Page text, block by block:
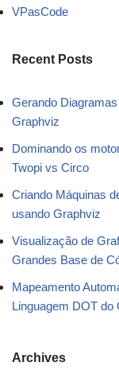
VPasCode
Recent Posts
Gerando
Graphviz
Dominando os
Twopi vs Circo
Criando Máquinas
usando Graphviz
Visualização de
Grandes Base de
Mapeamento
Linguagem DOT do
Archives